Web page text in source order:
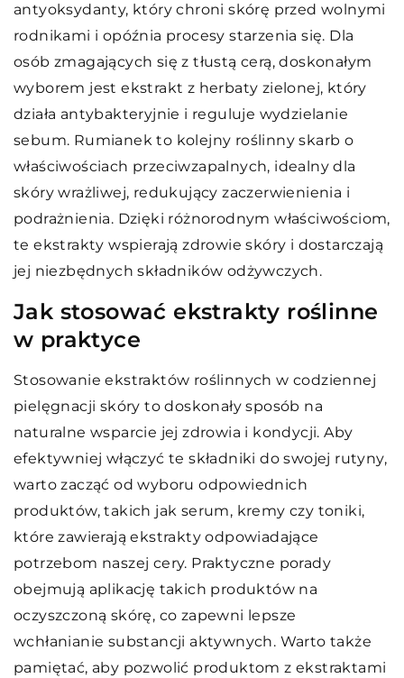
antyoksydanty, który chroni skórę przed wolnymi
rodnikami i opóźnia procesy starzenia się. Dla
osób zmagających się z tłustą cerą, doskonałym
wyborem jest ekstrakt z herbaty zielonej, który
działa antybakteryjnie i reguluje wydzielanie
sebum. Rumianek to kolejny roślinny skarb o
właściwościach przeciwzapalnych, idealny dla
skóry wrażliwej, redukujący zaczerwienienia i
podrażnienia. Dzięki różnorodnym właściwościom,
te ekstrakty wspierają zdrowie skóry i dostarczają
jej niezbędnych składników odżywczych.
Jak stosować ekstrakty roślinne
w praktyce
Stosowanie ekstraktów roślinnych w codziennej
pielęgnacji skóry to doskonały sposób na
naturalne wsparcie jej zdrowia i kondycji. Aby
efektywniej włączyć te składniki do swojej rutyny,
warto zacząć od wyboru odpowiednich
produktów, takich jak serum, kremy czy toniki,
które zawierają ekstrakty odpowiadające
potrzebom naszej cery. Praktyczne porady
obejmują aplikację takich produktów na
oczyszczoną skórę, co zapewni lepsze
wchłanianie substancji aktywnych. Warto także
pamiętać, aby pozwolić produktom z ekstraktami